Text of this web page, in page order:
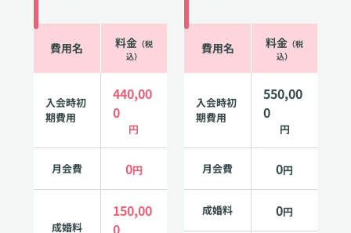
費用名 料金（税
込）
入会時初
期費用
440,00
0
円
月会費 0円
成婚料
150,00
0
費用名 料金 （税
込）
入会時初
期費用
550,00
0
円
月会費 0円
成婚料 0円